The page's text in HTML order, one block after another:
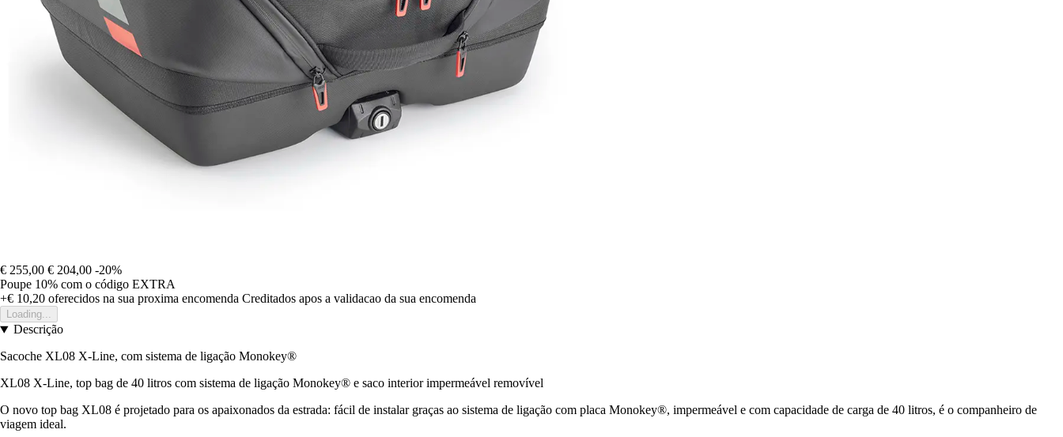
€ 255,00 € 204,00 -20%
Poupe 10% com o código EXTRA
+€ 10,20 oferecidos na sua proxima encomenda Creditados apos a validacao da sua encomenda
Loading...
Descrição
Sacoche XL08 X-Line, com sistema de ligação Monokey®
XL08 X-Line, top bag de 40 litros com sistema de ligação Monokey® e saco interior impermeável removível
O novo top bag XL08 é projetado para os apaixonados da estrada: fácil de instalar graças ao sistema de ligação com placa Monokey®, impermeável e com capacidade de carga de 40 litros, é o companheiro de
viagem ideal.